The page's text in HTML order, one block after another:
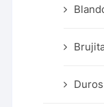
Duros